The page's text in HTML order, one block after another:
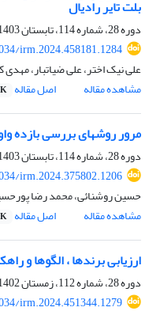
بلت تایر رادیال
دوره 28، شماره 114، تابستان 1403، صفحه
irm.2024.458181.1284
علی نیک اختر، علی ضیاتبار، مهدی
مشاهده مقاله
اصل مقاله
مرور روشهای بررسی بازده
دوره 28، شماره 114، تابستان 1403، صفحه
irm.2024.375802.1206
حسین روشنائی، محمد رضا
مشاهده مقاله
اصل مقاله
ارزیابی برندها ، الگوها و
دوره 28، شماره 112، زمستان 1402، صفحه
irm.2024.451344.1279